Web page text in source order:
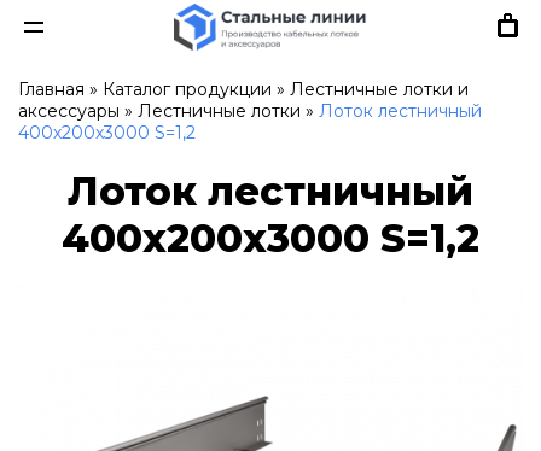
Главная » Каталог продукции » Лестничные лотки и
аксессуары » Лестничные лотки » Лоток лестничный
400х200х3000 S=1,2
Лоток лестничный
400х200х3000 S=1,2